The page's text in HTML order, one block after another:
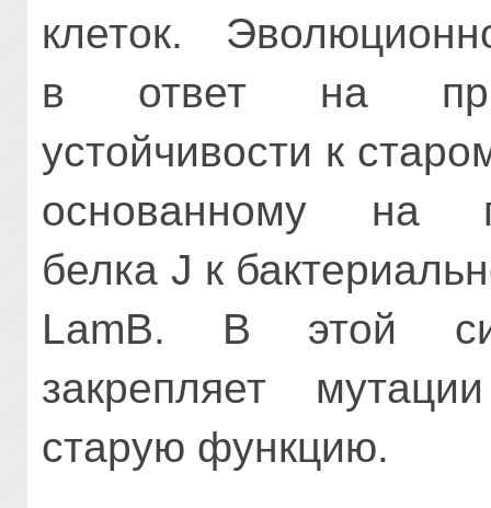
клеток.
в ответ на
устойчивости к
основанному на
белка J к
LamB. В этой
закрепляет
старую функцию.